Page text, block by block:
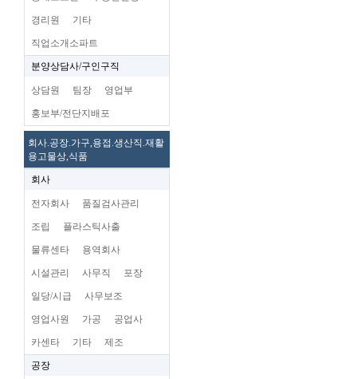
경리원 기타
직업소개소파트
분양상담사/구인구직
상담원 팀장 영업부
홍보부/전단지배포
회사.공장.가구,용접.생산직.재활
용고물상,식품
회사
전자회사 품질검사관리
조립 플라스틱사출
물류센타 용역회사
시설관리 사무직 포장
일당/시급 사무보조
영업사원 가공 공업사
카센타 기타 제조
공장